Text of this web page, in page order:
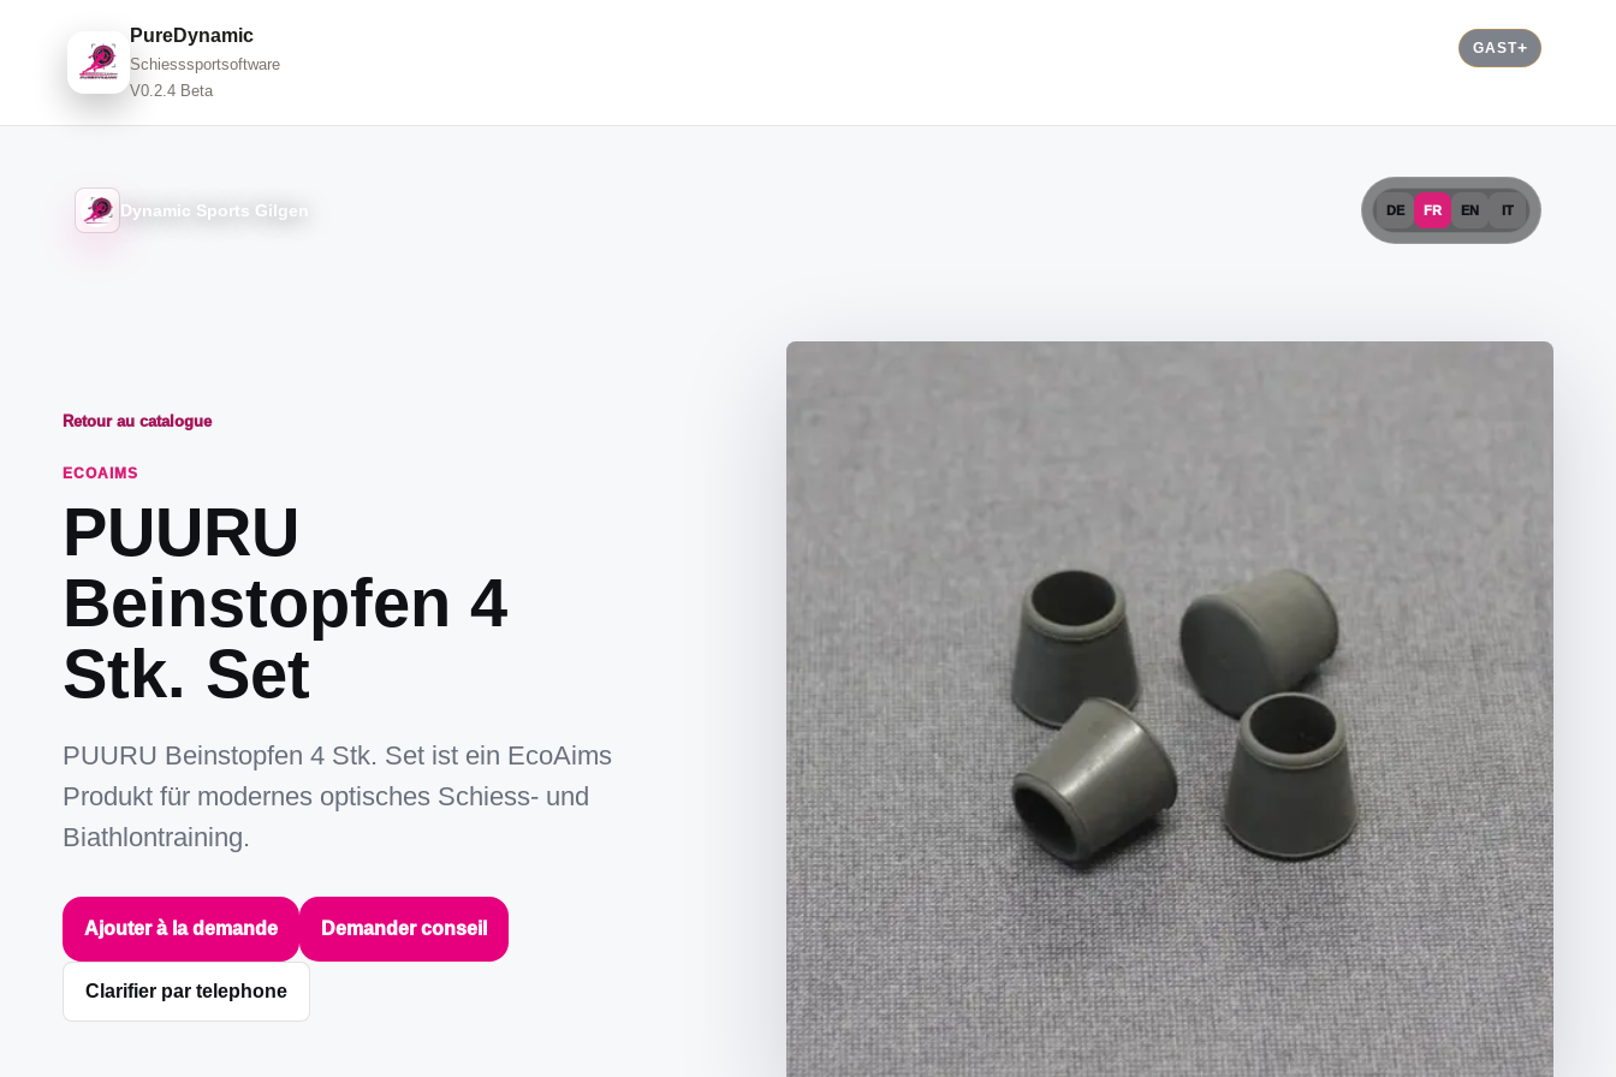
PureDynamic
Schiesssportsoftware
V0.2.4 Beta
GAST
Dynamic Sports Gilgen DE FR EN IT
Retour au catalogue
ECOAIMS
PUURU
Beinstopfen 4
Stk. Set
PUURU Beinstopfen 4 Stk. Set ist ein EcoAims
Produkt für modernes optisches Schiess- und
Biathlontraining.
Ajouter à la demande Demander conseil
Clarifier par telephone